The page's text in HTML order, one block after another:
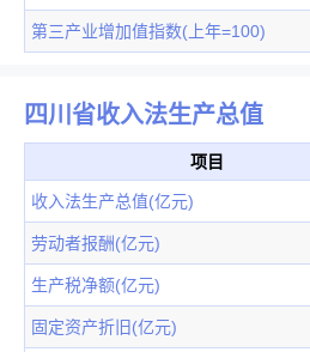
第三产业增加值指数(上年=100)
四川省收入法生产总值
项目
收入法生产总值(亿元)
劳动者报酬(亿元)
生产税净额(亿元)
固定资产折旧(亿元)